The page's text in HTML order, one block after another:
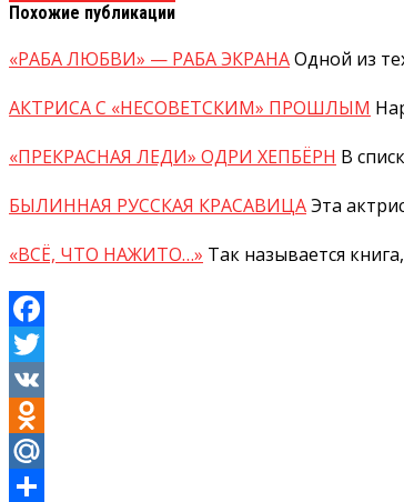
Похожие публикации
«РАБА ЛЮБВИ» — РАБА ЭКРАНАОдной из
АКТРИСА С «НЕСОВЕТСКИМ» ПРОШЛЫМ
«ПРЕКРАСНАЯ ЛЕДИ» ОДРИ ХЕПБЁРН В
БЫЛИННАЯ РУССКАЯ КРАСАВИЦАЭта
«ВСЁ, ЧТО НАЖИТО…» Так называется
Facebook
Twitter
VK
Odnoklassniki
Mail.Ru